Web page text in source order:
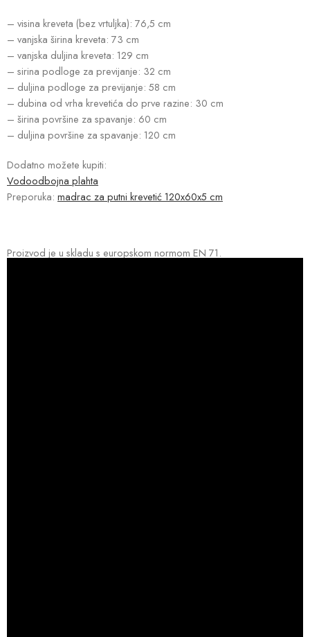
– visina kreveta (bez vrtuljka): 76,5 cm
– vanjska širina kreveta: 73 cm
– vanjska duljina kreveta: 129 cm
– sirina podloge za previjanje: 32 cm
– duljina podloge za previjanje: 58 cm
– dubina od vrha krevetića do prve razine: 30 cm
– širina površine za spavanje: 60 cm
– duljina površine za spavanje: 120 cm
Dodatno možete kupiti:
Vodoodbojna plahta
Preporuka: madrac za putni krevetić 120x60x5 cm
Proizvod je u skladu s europskom normom EN 71.